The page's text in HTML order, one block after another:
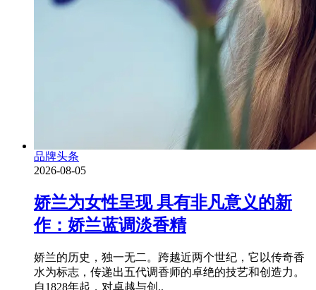
品牌头条
2026-08-05
娇兰为女性呈现 具有非凡意义的新
作：娇兰蓝调淡香精
娇兰的历史，独一无二。跨越近两个世纪，它以传奇香
水为标志，传递出五代调香师的卓绝的技艺和创造力。
自1828年起，对卓越与创..